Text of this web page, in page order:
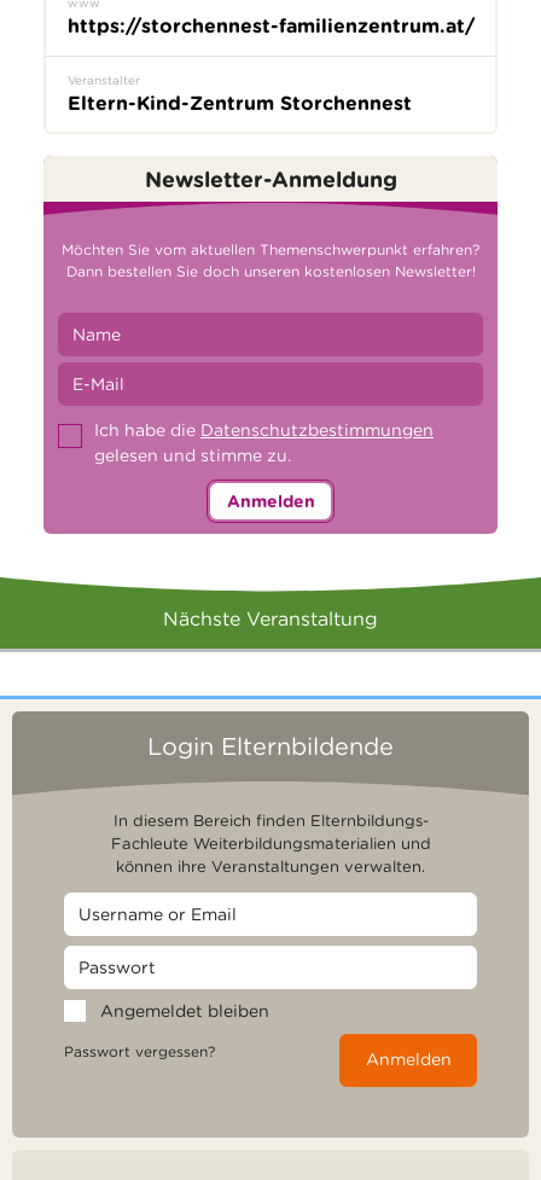
https://storchennest-familienzentrum.at/
Veranstalter
Eltern-Kind-Zentrum Storchennest
Newsletter-Anmeldung
Möchten Sie vom aktuellen Themenschwerpunkt erfahren?
Dann bestellen Sie doch unseren kostenlosen Newsletter!
Ich habe die Datenschutzbestimmungen
gelesen und stimme zu.
Anmelden
Nächste Veranstaltung
Login Elternbildende
In diesem Bereich finden Elternbildungs-
Fachleute Weiterbildungsmaterialien und
können ihre Veranstaltungen verwalten.
Angemeldet bleiben
Passwort vergessen? Anmelden